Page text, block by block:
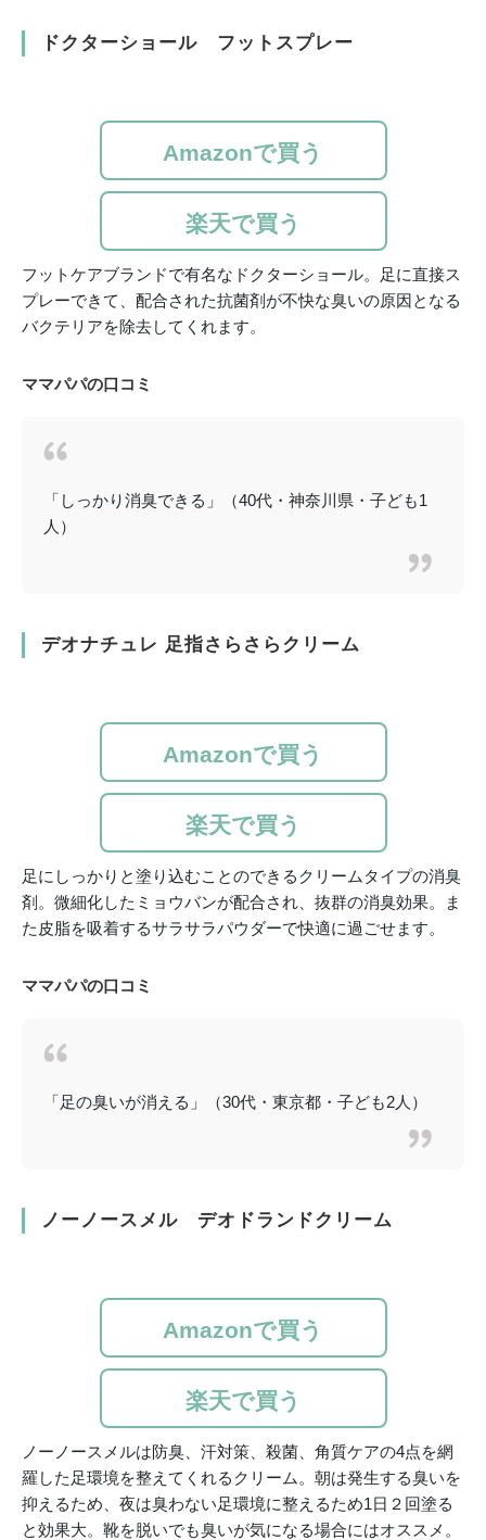
ドクターショール フットスプレー
Amazonで買う
楽天で買う
フットケアブランドで有名なドクターショール。足に直接ス
プレーできて、配合された抗菌剤が不快な臭いの原因となる
バクテリアを除去してくれます。
ママパパの口コミ
「しっかり消臭できる」（40代・神奈川県・子ども1
人）
デオナチュレ 足指さらさらクリーム
Amazonで買う
楽天で買う
足にしっかりと塗り込むことのできるクリームタイプの消臭
剤。微細化したミョウバンが配合され、抜群の消臭効果。ま
た皮脂を吸着するサラサラパウダーで快適に過ごせます。
ママパパの口コミ
「足の臭いが消える」（30代・東京都・子ども2人）
ノーノースメル デオドランドクリーム
Amazonで買う
楽天で買う
ノーノースメルは防臭、汗対策、殺菌、角質ケアの4点を網
羅した足環境を整えてくれるクリーム。朝は発生する臭いを
抑えるため、夜は臭わない足環境に整えるため1日２回塗る
と効果大。靴を脱いでも臭いが気になる場合にはオススメ。